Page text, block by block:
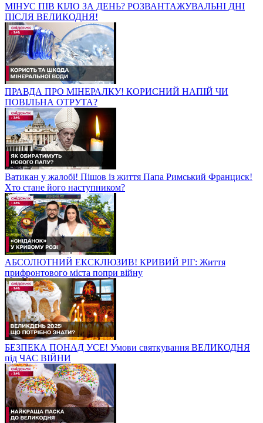
МІНУС ПІВ КІЛО ЗА ДЕНЬ? РОЗВАНТАЖУВАЛЬНІ ДНІ
ПІСЛЯ ВЕЛИКОДНЯ!
ПРАВДА ПРО МІНЕРАЛКУ! КОРИСНИЙ НАПІЙ ЧИ
ПОВІЛЬНА ОТРУТА?
Ватикан у жалобі! Пішов із життя Папа Римський Франциск!
Хто стане його наступником?
АБСОЛЮТНИЙ ЕКСКЛЮЗИВ! КРИВИЙ РІГ: Життя
прифронтового міста попри війну
БЕЗПЕКА ПОНАД УСЕ! Умови святкування ВЕЛИКОДНЯ
під ЧАС ВІЙНИ